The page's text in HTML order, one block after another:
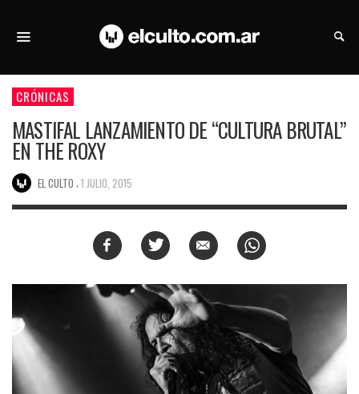
CRÓNICAS
MASTIFAL LANZAMIENTO DE “CULTURA BRUTAL”
EN THE ROXY
EL CULTO 1 JULIO, 2015